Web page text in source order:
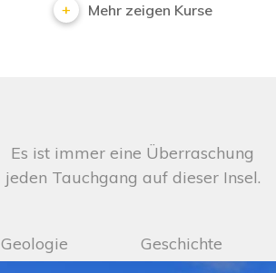
Mehr zeigen Kurse
Es ist immer eine Überraschung
jeden Tauchgang auf dieser Insel.
Geologie Geschichte